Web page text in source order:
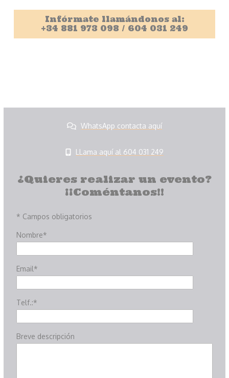
Infórmate llamándonos al:
+34 881 973 098 / 604 031 249
WhatsApp contacta aquí
LLama aquí al 604 031 249
¿Quieres realizar un evento?
¡¡Coméntanos!!
* Campos obligatorios
Nombre*
Email*
Telf.:*
Breve descripción